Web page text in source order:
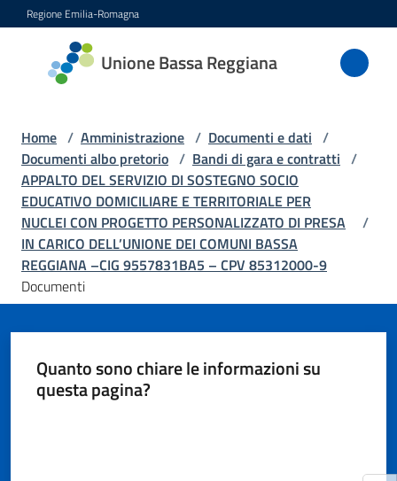
Vai al contenuto
Vai alla navigazione
Vai al footer
Regione Emilia-Romagna
Unione Bassa Reggiana
Unione
Bassa
Amministrazione
Menu selezionato
Novità
Servizi
Vivere
Home / Amministrazione / Documenti e dati /
Documenti albo pretorio / Bandi di gara e contratti /
APPALTO DEL SERVIZIO DI SOSTEGNO SOCIO
EDUCATIVO DOMICILIARE E TERRITORIALE PER
NUCLEI CON PROGETTO PERSONALIZZATO DI PRESA
IN CARICO DELL’UNIONE DEI COMUNI BASSA
REGGIANA –CIG 9557831BA5 – CPV 85312000-9
/
Documenti
Quanto sono chiare le informazioni su
questa pagina?